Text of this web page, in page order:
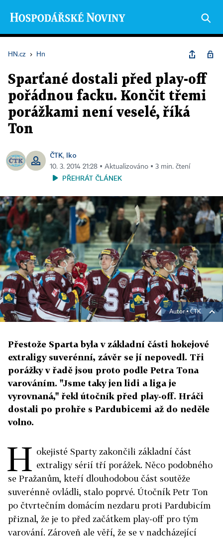
HN.cz › Hn
Sparťané dostali před play-off
pořádnou facku. Končit třemi
porážkami není veselé, říká
Ton
ČTK, lko
10. 3. 2014 21:28 ▪ Aktualizováno ▪ 3 min. čtení
PŘEHRÁT ČLÁNEK
Autor ▪ČTK
Přestože Sparta byla v základní části hokejové
extraligy suverénní, závěr se jí nepovedl. Tři
porážky v řadě jsou proto podle Petra Tona
varováním. "Jsme taky jen lidi a liga je
vyrovnaná," řekl útočník před play-off. Hráči
dostali po prohře s Pardubicemi až do neděle
volno.
H okejisté Sparty zakončili základní část
extraligy sérií tří porážek. Něco podobného
se Pražanům, kteří dlouhodobou část soutěže
suverénně ovládli, stalo poprvé. Útočník Petr Ton
po čtvrtečním domácím nezdaru proti Pardubicím
přiznal, že je to před začátkem play-off pro tým
varování. Zároveň ale věří, že se v nadcházející